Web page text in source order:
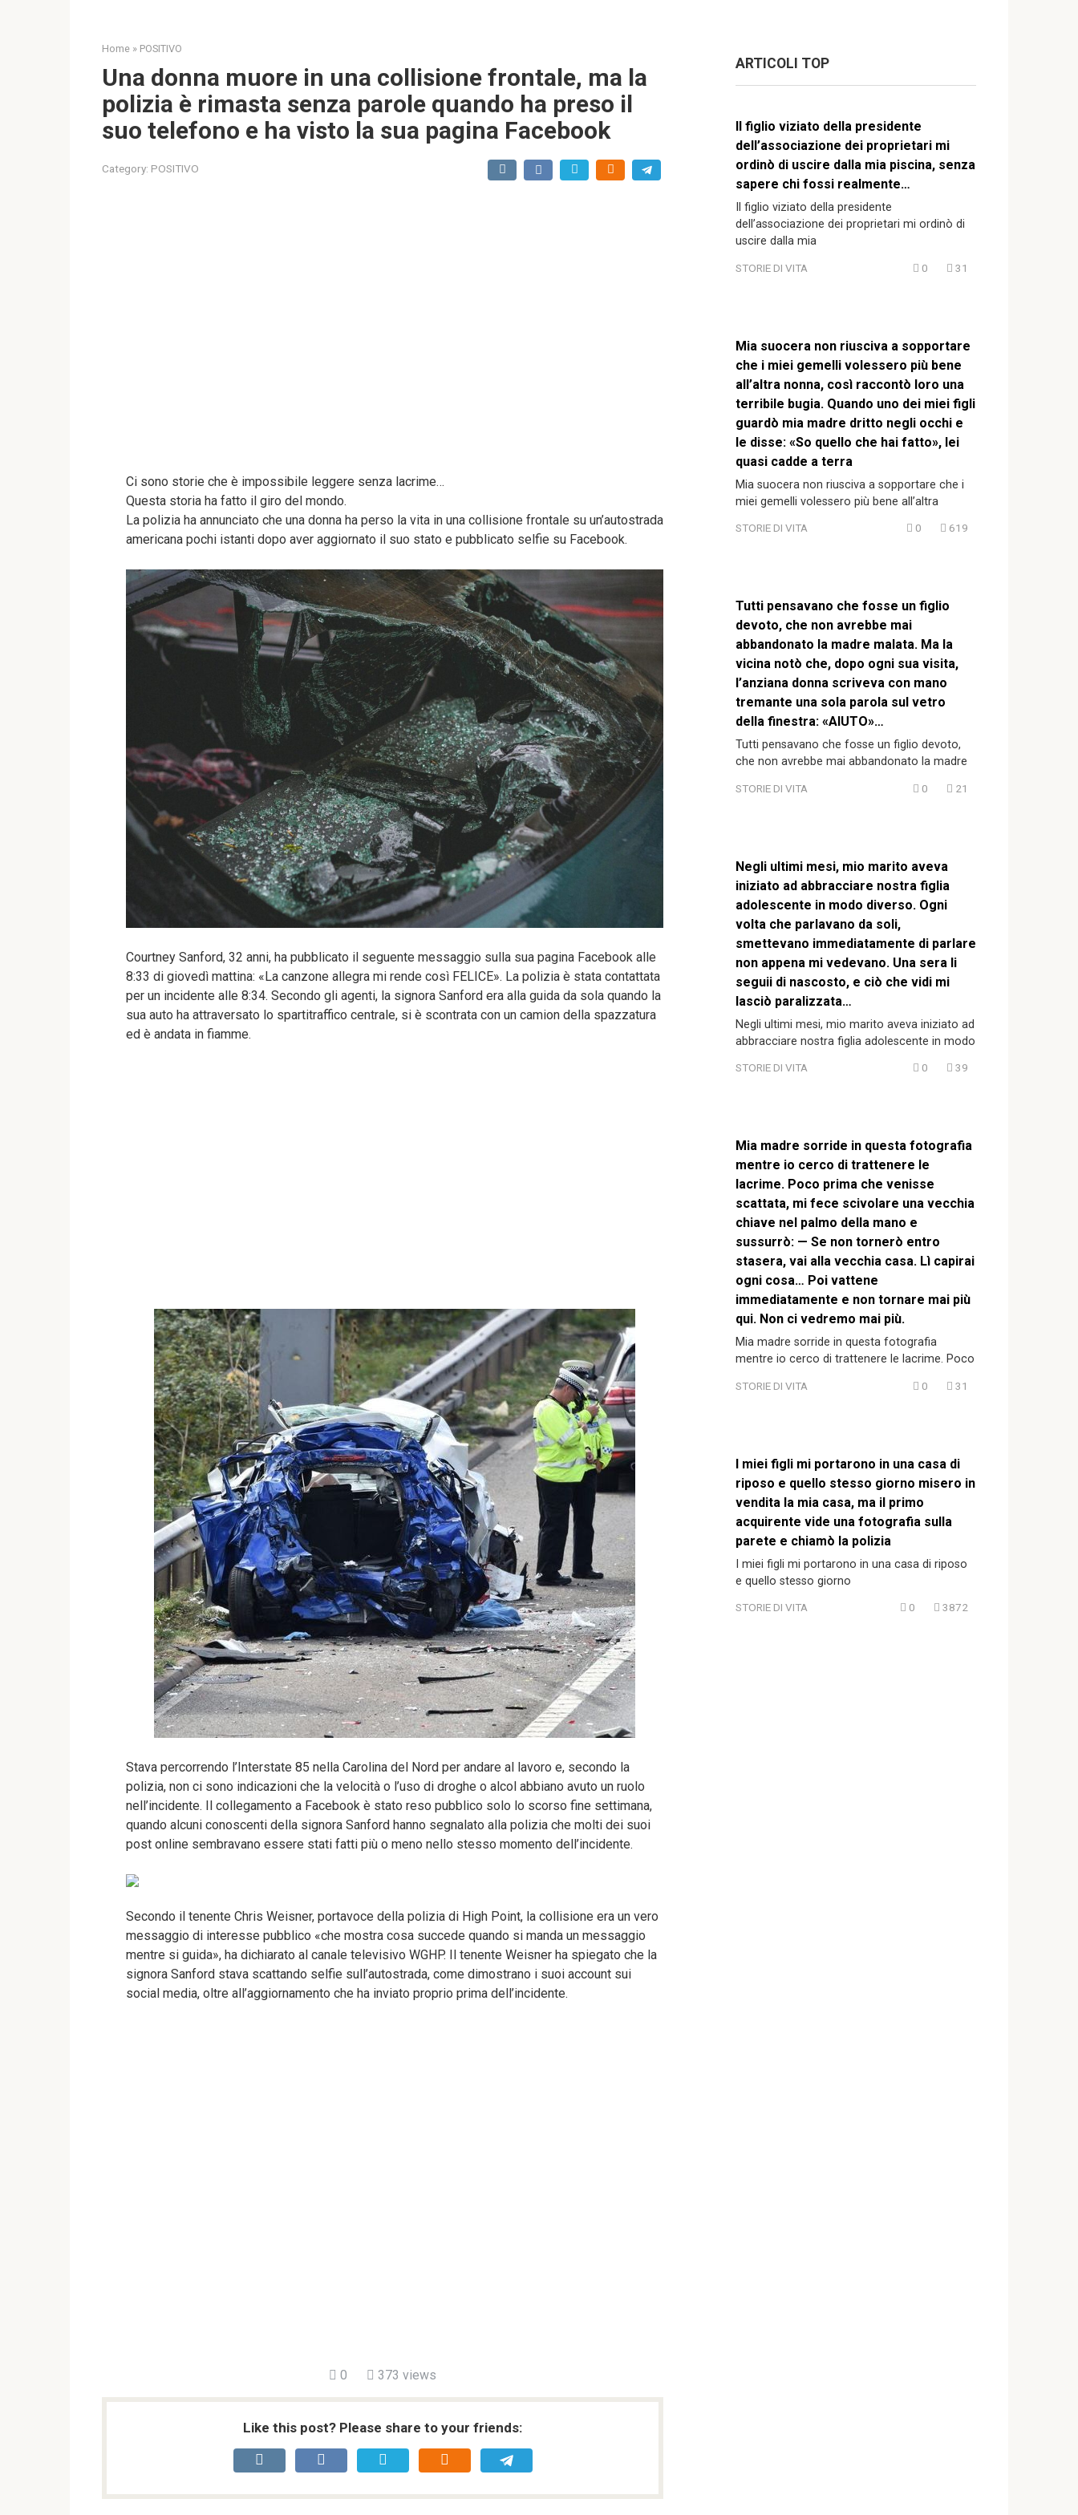
Home » POSITIVO
Una donna muore in una collisione frontale, ma la
polizia è rimasta senza parole quando ha preso il
suo telefono e ha visto la sua pagina Facebook
Category: POSITIVO
Ci sono storie che è impossibile leggere senza lacrime…
Questa storia ha fatto il giro del mondo.
La polizia ha annunciato che una donna ha perso la vita in una collisione frontale su un’autostrada
americana pochi istanti dopo aver aggiornato il suo stato e pubblicato selfie su Facebook.
Courtney Sanford, 32 anni, ha pubblicato il seguente messaggio sulla sua pagina Facebook alle
8:33 di giovedì mattina: «La canzone allegra mi rende così FELICE». La polizia è stata contattata
per un incidente alle 8:34. Secondo gli agenti, la signora Sanford era alla guida da sola quando la
sua auto ha attraversato lo spartitraffico centrale, si è scontrata con un camion della spazzatura
ed è andata in fiamme.
Stava percorrendo l’Interstate 85 nella Carolina del Nord per andare al lavoro e, secondo la
polizia, non ci sono indicazioni che la velocità o l’uso di droghe o alcol abbiano avuto un ruolo
nell’incidente. Il collegamento a Facebook è stato reso pubblico solo lo scorso fine settimana,
quando alcuni conoscenti della signora Sanford hanno segnalato alla polizia che molti dei suoi
post online sembravano essere stati fatti più o meno nello stesso momento dell’incidente.
Secondo il tenente Chris Weisner, portavoce della polizia di High Point, la collisione era un vero
messaggio di interesse pubblico «che mostra cosa succede quando si manda un messaggio
mentre si guida», ha dichiarato al canale televisivo WGHP. Il tenente Weisner ha spiegato che la
signora Sanford stava scattando selfie sull’autostrada, come dimostrano i suoi account sui
social media, oltre all’aggiornamento che ha inviato proprio prima dell’incidente.
0 373 views
Like this post? Please share to your friends:
ARTICOLI TOP
Il figlio viziato della presidente
dell’associazione dei proprietari mi
ordinò di uscire dalla mia piscina, senza
sapere chi fossi realmente…
Il figlio viziato della presidente
dell’associazione dei proprietari mi ordinò di
uscire dalla mia
STORIE DI VITA 0 31
Mia suocera non riusciva a sopportare
che i miei gemelli volessero più bene
all’altra nonna, così raccontò loro una
terribile bugia. Quando uno dei miei figli
guardò mia madre dritto negli occhi e
le disse: «So quello che hai fatto», lei
quasi cadde a terra
Mia suocera non riusciva a sopportare che i
miei gemelli volessero più bene all’altra
STORIE DI VITA 0 619
Tutti pensavano che fosse un figlio
devoto, che non avrebbe mai
abbandonato la madre malata. Ma la
vicina notò che, dopo ogni sua visita,
l’anziana donna scriveva con mano
tremante una sola parola sul vetro
della finestra: «AIUTO»…
Tutti pensavano che fosse un figlio devoto,
che non avrebbe mai abbandonato la madre
STORIE DI VITA 0 21
Negli ultimi mesi, mio marito aveva
iniziato ad abbracciare nostra figlia
adolescente in modo diverso. Ogni
volta che parlavano da soli,
smettevano immediatamente di parlare
non appena mi vedevano. Una sera li
seguii di nascosto, e ciò che vidi mi
lasciò paralizzata…
Negli ultimi mesi, mio marito aveva iniziato ad
abbracciare nostra figlia adolescente in modo
STORIE DI VITA 0 39
Mia madre sorride in questa fotografia
mentre io cerco di trattenere le
lacrime. Poco prima che venisse
scattata, mi fece scivolare una vecchia
chiave nel palmo della mano e
sussurrò: — Se non tornerò entro
stasera, vai alla vecchia casa. Lì capirai
ogni cosa… Poi vattene
immediatamente e non tornare mai più
qui. Non ci vedremo mai più.
Mia madre sorride in questa fotografia
mentre io cerco di trattenere le lacrime. Poco
STORIE DI VITA 0 31
I miei figli mi portarono in una casa di
riposo e quello stesso giorno misero in
vendita la mia casa, ma il primo
acquirente vide una fotografia sulla
parete e chiamò la polizia
I miei figli mi portarono in una casa di riposo
e quello stesso giorno
STORIE DI VITA 0 3872